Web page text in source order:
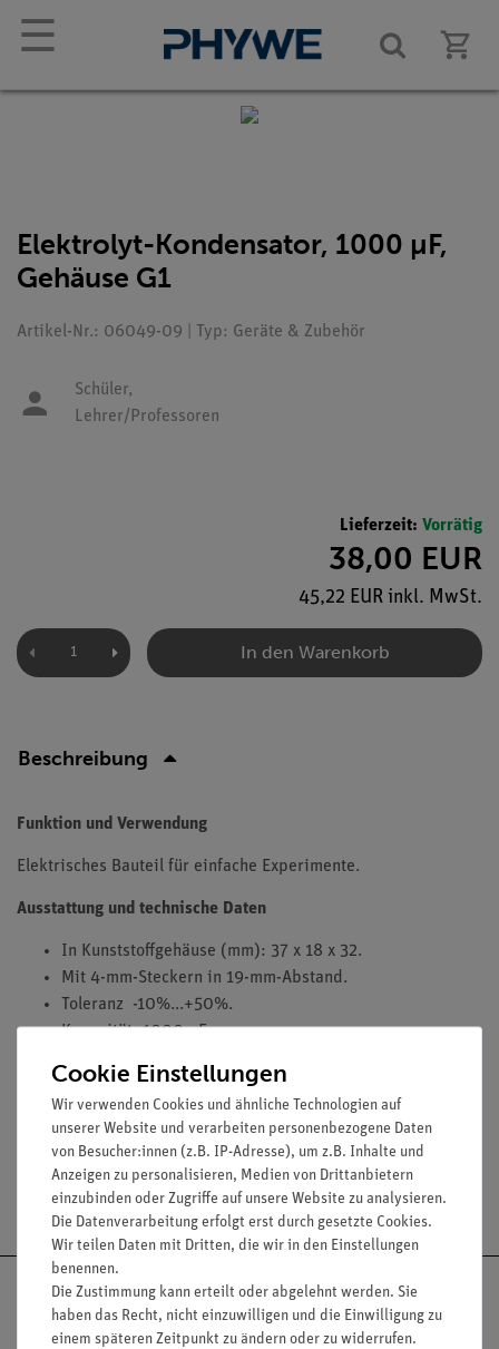
☰
Elektrolyt-Kondensator, 1000 µF,
Gehäuse G1
Artikel-Nr.: 06049-09 | Typ: Geräte & Zubehör
Schüler,
Lehrer/Professoren
Lieferzeit: Vorrätig
38,00 EUR
45,22 EUR inkl. MwSt.
In den Warenkorb
Beschreibung
Funktion und Verwendung
Elektrisches Bauteil für einfache Experimente.
Ausstattung und technische Daten
In Kunststoffgehäuse (mm): 37 x 18 x 32.
Mit 4-mm-Steckern in 19-mm-Abstand.
Toleranz -10%...+50%.
Kapazität: 1000 µF.
Maximale zulässige Spannung:
Versandkostenfrei ab 300,- €
Cookie Einstellungen
Wir verwenden Cookies und ähnliche Technologien auf
unserer Website und verarbeiten personenbezogene Daten
von Besucher:innen (z.B. IP-Adresse), um z.B. Inhalte und
Anzeigen zu personalisieren, Medien von Drittanbietern
einzubinden oder Zugriffe auf unsere Website zu analysieren.
Die Datenverarbeitung erfolgt erst durch gesetzte Cookies.
Wir teilen Daten mit Dritten, die wir in den Einstellungen
benennen.
Die Zustimmung kann erteilt oder abgelehnt werden. Sie
haben das Recht, nicht einzuwilligen und die Einwilligung zu
einem späteren Zeitpunkt zu ändern oder zu widerrufen.